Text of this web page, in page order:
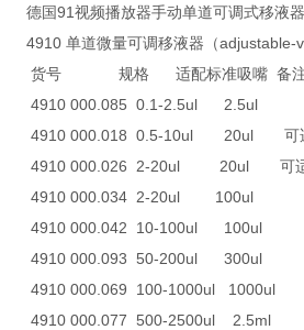
德国91视频播放器手动单道可调式移液器
4910 单道微量可调移液器（adjustable-
货号 规格 适配标准吸嘴 备
4910 000.085 0.1-2.5ul 2.5ul
4910 000.018 0.5-10ul 20ul 可适
4910 000.026 2-20ul 20ul 可适
4910 000.034 2-20ul 100ul
4910 000.042 10-100ul 100ul
4910 000.093 50-200ul 300ul
4910 000.069 100-1000ul 1000ul
4910 000.077 500-2500ul 2.5ml